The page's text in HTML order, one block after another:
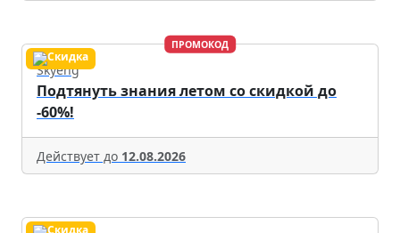
ПРОМОКОД
Skyeng
Подтянуть знания летом со скидкой до
-60%!
Действует до 12.08.2026